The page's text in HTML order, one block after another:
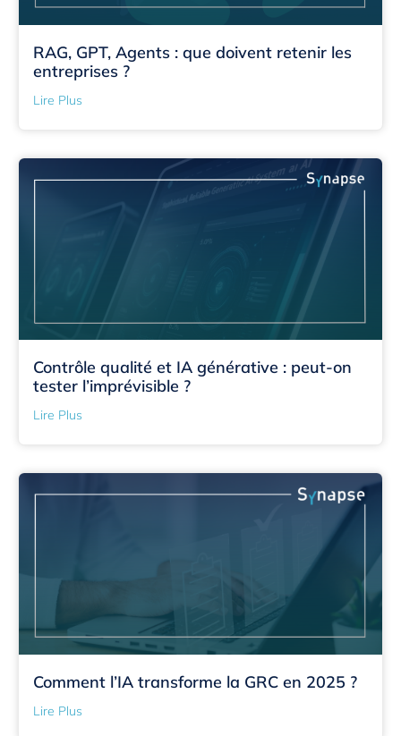
RAG, GPT, Agents : que doivent retenir les
entreprises ?
Lire Plus
Contrôle qualité et IA générative : peut-on
tester l’imprévisible ?
Lire Plus
Comment l’IA transforme la GRC en 2025 ?
Lire Plus